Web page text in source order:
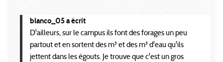
blanco_05 a écrit
D'ailleurs, sur le campus ils font des forages un peu
partout et en sortent des m³ et des m³ d'eau qu'ils
jettent dans les égouts. Je trouve que c'est un gros